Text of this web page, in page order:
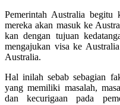
Pemerintah Australia begitu
mereka akan masuk ke
kan dengan tujuan
mengajukan visa ke
Australia.
Hal inilah sebab sebagian
yang memiliki masalah,
dan kecurigaan pada